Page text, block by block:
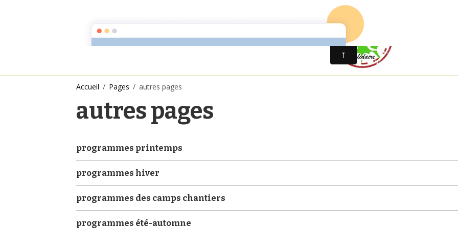
ACCUEIL MISSIONS & STAGES JE M'INSCRIS
Accueil Pages autres pages
autres pages
programmes printemps
programmes hiver
programmes des camps chantiers
programmes été-automne